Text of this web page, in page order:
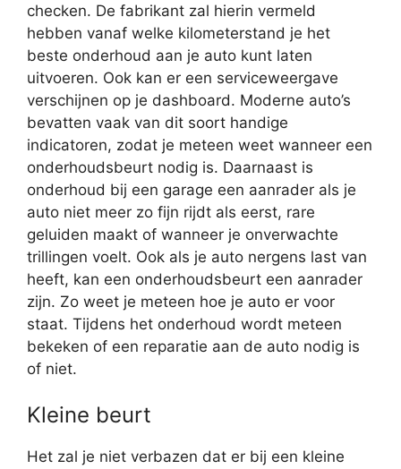
checken. De fabrikant zal hierin vermeld
hebben vanaf welke kilometerstand je het
beste onderhoud aan je auto kunt laten
uitvoeren. Ook kan er een serviceweergave
verschijnen op je dashboard. Moderne auto’s
bevatten vaak van dit soort handige
indicatoren, zodat je meteen weet wanneer een
onderhoudsbeurt nodig is. Daarnaast is
onderhoud bij een garage een aanrader als je
auto niet meer zo fijn rijdt als eerst, rare
geluiden maakt of wanneer je onverwachte
trillingen voelt. Ook als je auto nergens last van
heeft, kan een onderhoudsbeurt een aanrader
zijn. Zo weet je meteen hoe je auto er voor
staat. Tijdens het onderhoud wordt meteen
bekeken of een reparatie aan de auto nodig is
of niet.
Kleine beurt
Het zal je niet verbazen dat er bij een kleine